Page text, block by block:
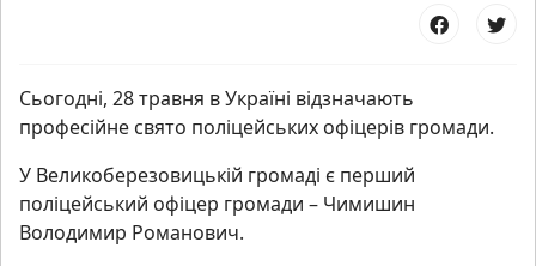
Сьогодні, 28 травня в Україні відзначають
професійне свято поліцейських офіцерів громади.
У Великоберезовицькій громаді є перший
поліцейський офіцер громади – Чимишин
Володимир Романович.